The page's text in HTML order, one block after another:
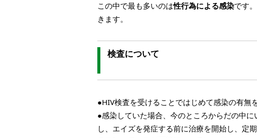
この中で最も多いのは性行為による感染です
きます。
検査について
●HIV検査を受けることではじめて感染の有無
●感染していた場合、今のところからだの中
し、エイズを発症する前に治療を開始し、定